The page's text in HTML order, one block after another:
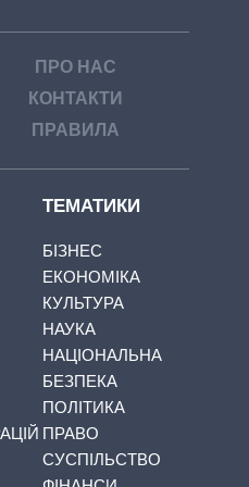
ПРО НАС
КОНТАКТИ
ПРАВИЛА
ТЕМАТИКИ
БІЗНЕС
ЕКОНОМІКА
КУЛЬТУРА
НАУКА
НАЦІОНАЛЬНА
БЕЗПЕКА
ПОЛІТИКА
ПРАВО
СУСПІЛЬСТВО